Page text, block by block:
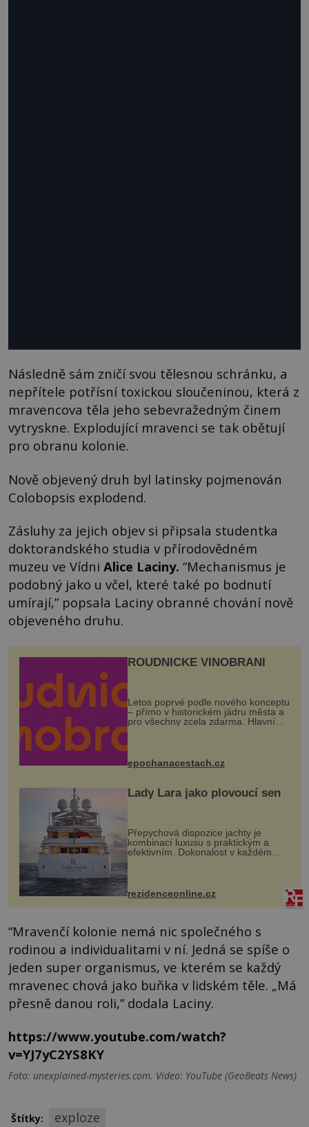
Následně sám zničí svou tělesnou schránku, a
nepřítele potřísní toxickou sloučeninou, která z
mravencova těla jeho sebevražedným činem
vytryskne. Explodující mravenci se tak obětují
pro obranu kolonie.
Nově objevený druh byl latinsky pojmenován
Colobopsis explodend.
Zásluhy za jejich objev si připsala studentka
doktorandského studia v přírodovědném
muzeu ve Vídni Alice Laciny. “Mechanismus je
podobný jako u včel, které také po bodnutí
umírají,” popsala Laciny obranné chování nově
objeveného druhu.
ROUDNICKÉ VINOBRANÍ
Letos poprvé podle nového konceptu
– přímo v historickém jádru města a
pro všechny zcela zdarma. Hlavní
program se odehraje na Karlově a
mohou těšit na víno, burčák, pes...
epochanacestach.cz
Lady Lara jako plovoucí sen
Přepychová dispozice jachty je
kombinací luxusu s praktickým a
efektivním. Dokonalost v každém
detailu představuje značka Fendi
Casa, kterou byly vybaveny její
paluby. Monacký přístav nabízí
každoročn...
rezidenceonline.cz
“Mravenčí kolonie nemá nic společného s
rodinou a individualitami v ní. Jedná se spíše o
jeden super organismus, ve kterém se každý
mravenec chová jako buňka v lidském těle. „Má
přesně danou roli,” dodala Laciny.
https://www.youtube.com/watch?
v=YJ7yC2YS8KY
Foto: unexplained-mysteries.com. Video: YouTube (GeoBeats News)
Štítky: exploze